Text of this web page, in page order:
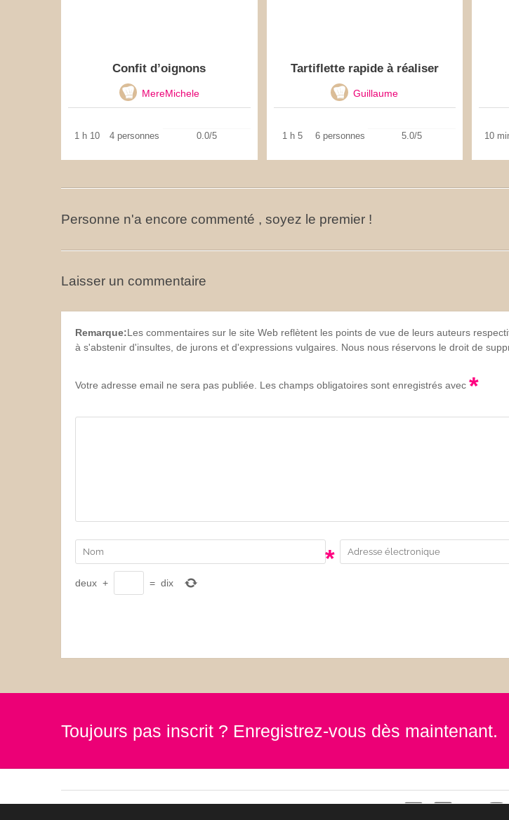
Confit d’oignons
MereMichele
1 h 10 4 personnes 0.0/5
Tartiflette rapide à réaliser
Guillaume
1 h 5 6 personnes 5.0/5 10
Personne n'a encore commenté , soyez le premier !
Laisser un commentaire
Remarque:Les commentaires sur le site Web reflètent les points de vue de leurs auteurs
à s'abstenir d'insultes, de jurons et d'expressions vulgaires. Nous nous réservons le droit de
Votre adresse email ne sera pas publiée. Les champs obligatoires sont enregistrés avec *
*
deux + = dix
Toujours pas inscrit ? Enregistrez-vous dès maintenant.